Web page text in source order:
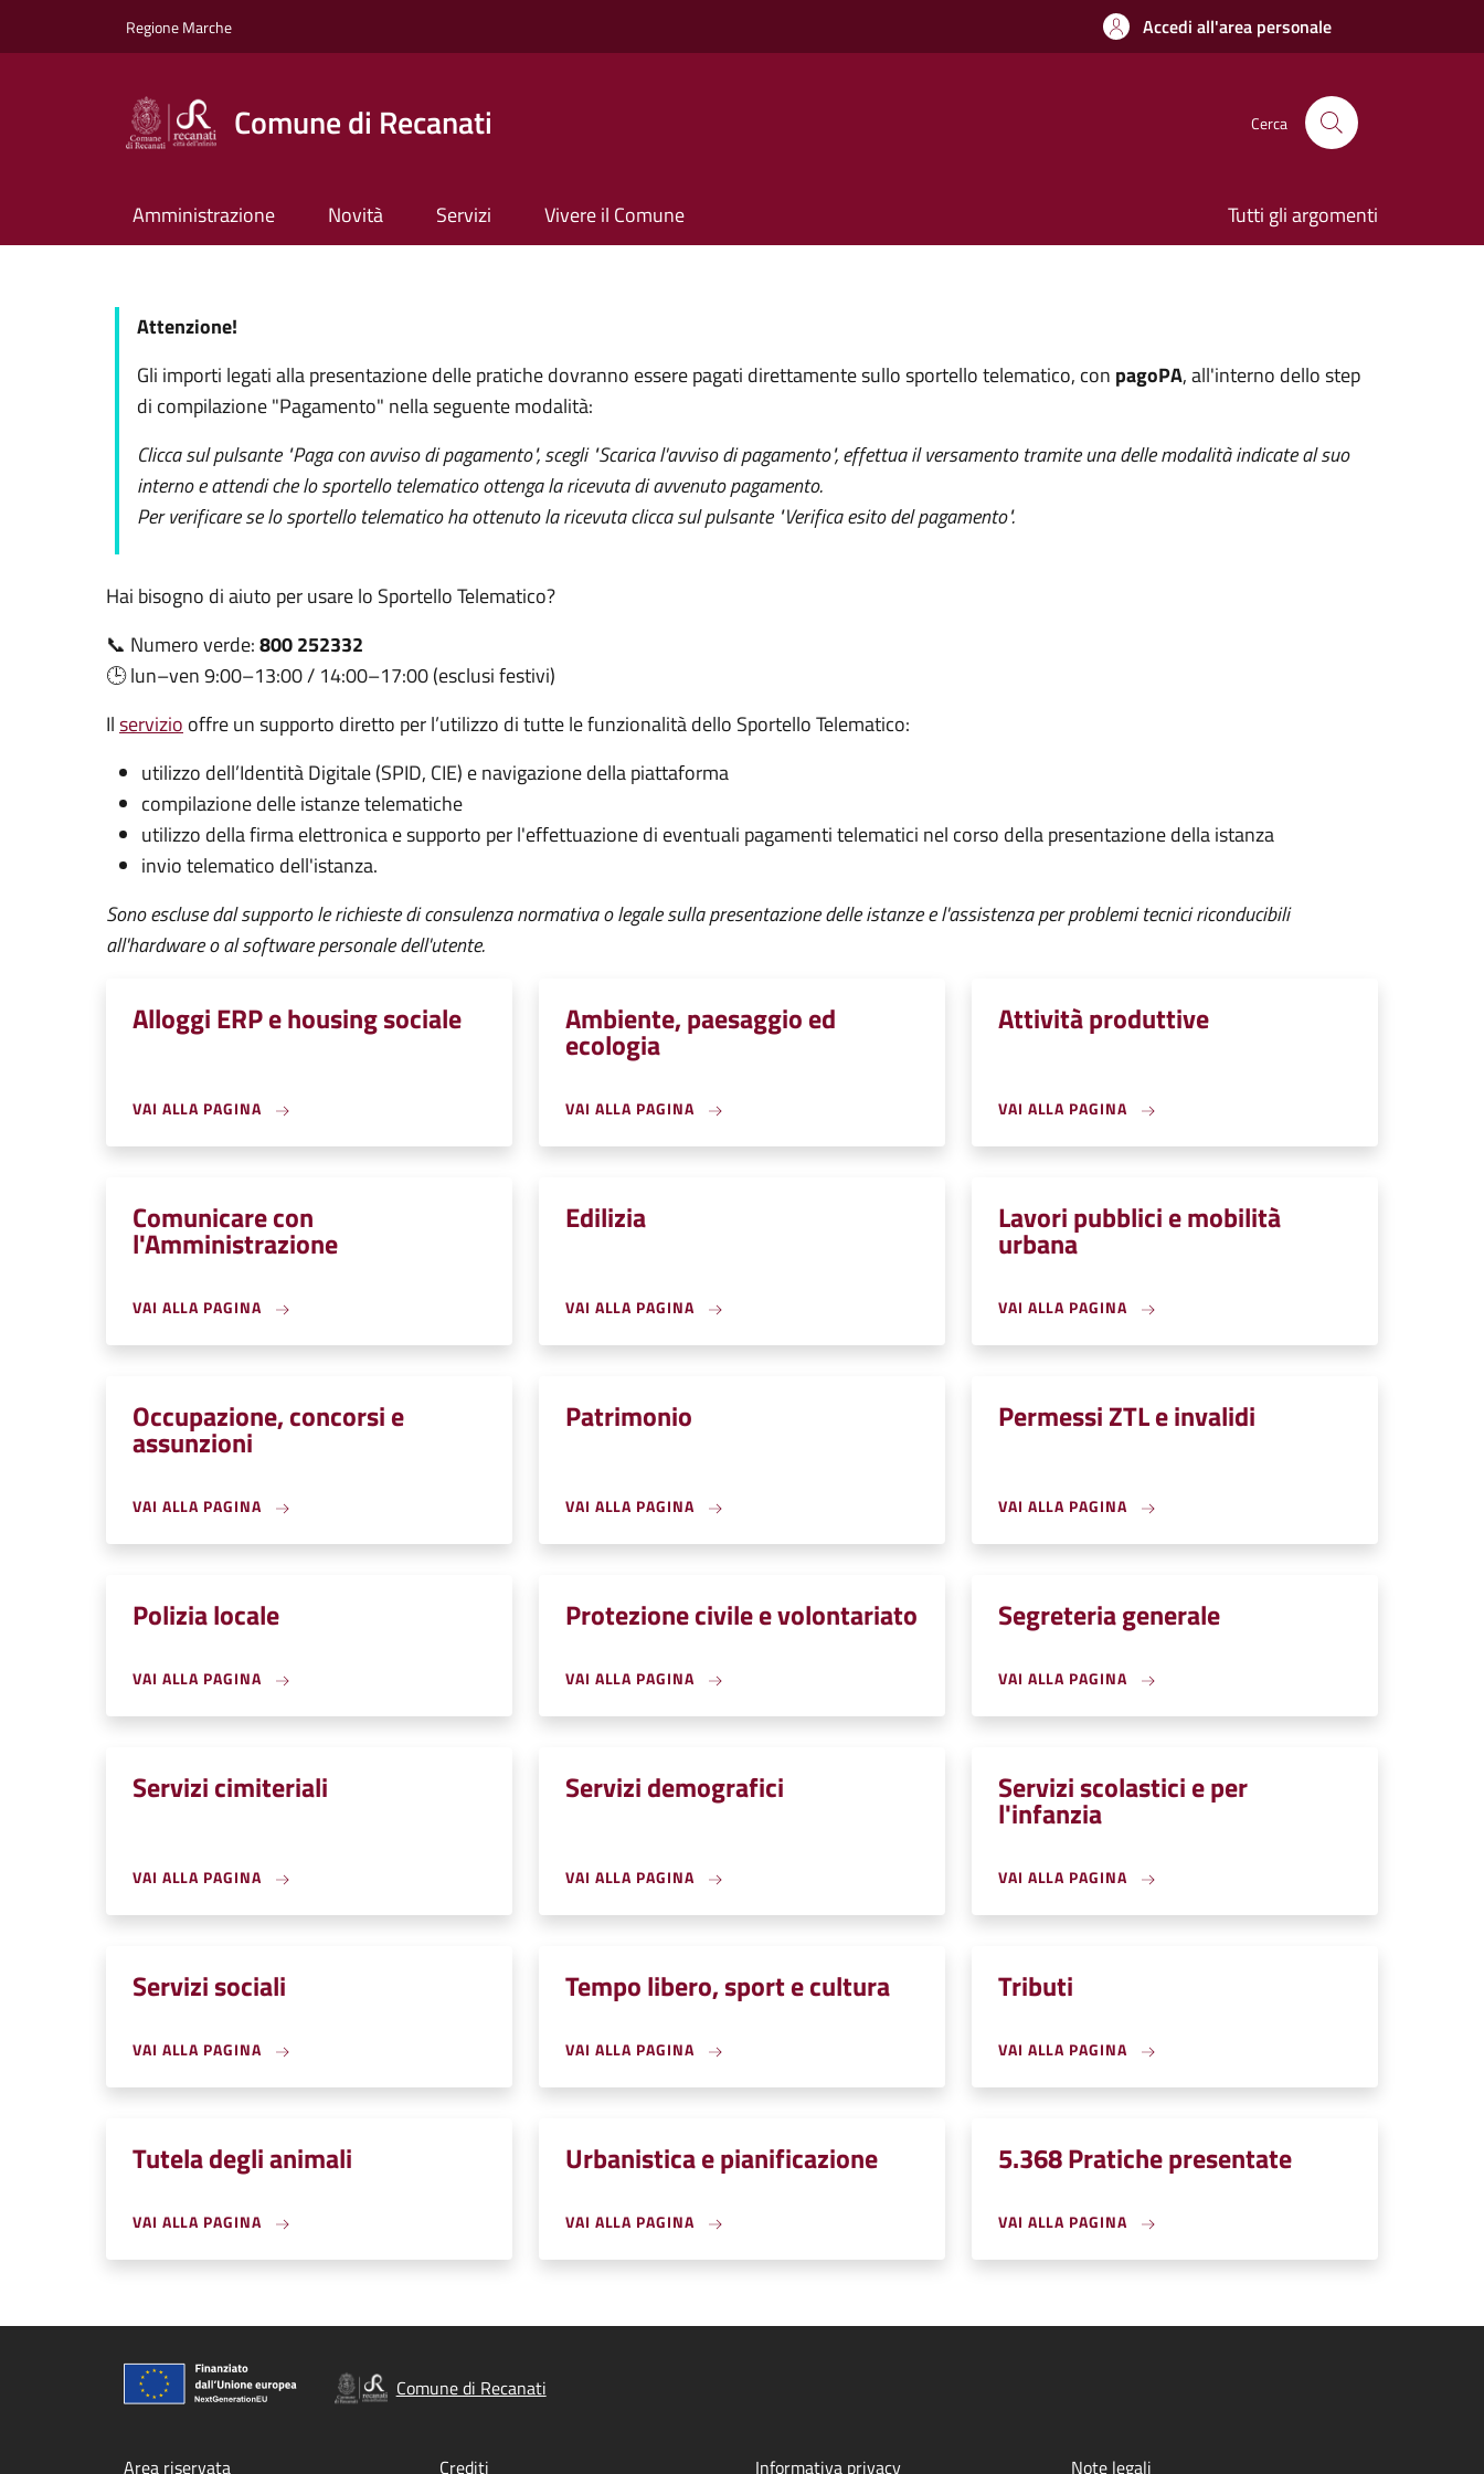
Regione Marche Accedi all'area personale
Comune di Recanati Cerca
Amministrazione Novità Servizi Vivere il Comune Tutti gli argomenti
Attenzione!
Gli importi legati alla presentazione delle pratiche dovranno essere pagati direttamente sullo sportello telematico, con pagoPA, all'interno dello step
di compilazione "Pagamento" nella seguente modalità:
Clicca sul pulsante "Paga con avviso di pagamento", scegli "Scarica l'avviso di pagamento", effettua il versamento tramite una delle modalità indicate al suo
interno e attendi che lo sportello telematico ottenga la ricevuta di avvenuto pagamento.
Per verificare se lo sportello telematico ha ottenuto la ricevuta clicca sul pulsante "Verifica esito del pagamento".
Hai bisogno di aiuto per usare lo Sportello Telematico?
📞 Numero verde:800 252332
🕒 lun–ven 9:00–13:00 / 14:00–17:00 (esclusi festivi)
Ilservizio offre un supporto diretto per l’utilizzo di tutte le funzionalità dello Sportello Telematico:
utilizzo dell’Identità Digitale (SPID, CIE) e navigazione della piattaforma
compilazione delle istanze telematiche
utilizzo della firma elettronica e supporto per l'effettuazione di eventuali pagamenti telematici nel corso della presentazione della istanza
invio telematico dell'istanza.
Sono escluse dal supporto le richieste di consulenza normativa o legale sulla presentazione delle istanze e l'assistenza per problemi tecnici riconducibili
all'hardware o al software personale dell'utente.
Alloggi ERP e housing sociale
VAI ALLA PAGINA
Ambiente, paesaggio ed
ecologia
VAI ALLA PAGINA
Attività produttive
VAI ALLA PAGINA
Comunicare con
l'Amministrazione
VAI ALLA PAGINA
Edilizia
VAI ALLA PAGINA
Lavori pubblici e mobilità
urbana
VAI ALLA PAGINA
Occupazione, concorsi e
assunzioni
VAI ALLA PAGINA
Patrimonio
VAI ALLA PAGINA
Permessi ZTL e invalidi
VAI ALLA PAGINA
Polizia locale
VAI ALLA PAGINA
Protezione civile e volontariato
VAI ALLA PAGINA
Segreteria generale
VAI ALLA PAGINA
Servizi cimiteriali
VAI ALLA PAGINA
Servizi demografici
VAI ALLA PAGINA
Servizi scolastici e per
l'infanzia
VAI ALLA PAGINA
Servizi sociali
VAI ALLA PAGINA
Tempo libero, sport e cultura
VAI ALLA PAGINA
Tributi
VAI ALLA PAGINA
Tutela degli animali
VAI ALLA PAGINA
Urbanistica e pianificazione
VAI ALLA PAGINA
5.368 Pratiche presentate
VAI ALLA PAGINA
Comune di Recanati
Area riservata Crediti Informativa privacy Note legali